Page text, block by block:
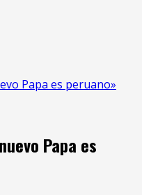
Papa es peruano»
Papa es